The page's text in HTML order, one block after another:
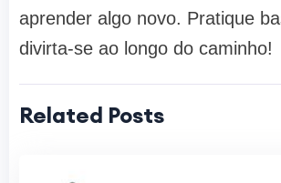
aprender algo novo. Pratique
divirta-se ao longo do caminho!
Related Posts